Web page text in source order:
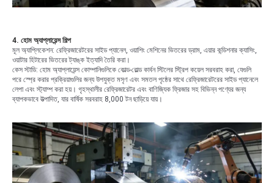
4. হোম অ্যাপ্লায়েন্স শিল্প
মূল অ্যাপ্লিকেশন: রেফ্রিজারেটরের সাইড প্যানেল, ওয়াশিং মেশিনের ভিতরের ড্রাম, এয়ার কন্ডিশনার ক্যাসিং,
ওয়াটার হিটারের ভিতরের ট্যাঙ্ক ইত্যাদি তৈরি করা।
কেস স্টাডি: হোম অ্যাপ্লায়েন্স কোম্পানিগুলিকে কোল্ড-রোল্ড কার্বন স্টিলের স্ট্রিপ কয়েল সরবরাহ করা, যেগুলি
পরে স্প্রে করার প্রক্রিয়াগুলির জন্য উপযুক্ত মসৃণ এবং সমতল পৃষ্ঠের সাথে রেফ্রিজারেটরের সাইড প্যানেলে
লেপা এবং স্ট্যাম্প করা হয়। গৃহস্থালীর রেফ্রিজারেটর এবং বাণিজ্যিক ফ্রিজার সহ বিভিন্ন পণ্যের জন্য
ব্যাপকভাবে উত্পাদিত, যার বার্ষিক সরবরাহ 8,000 টন ছাড়িয়ে যায়।